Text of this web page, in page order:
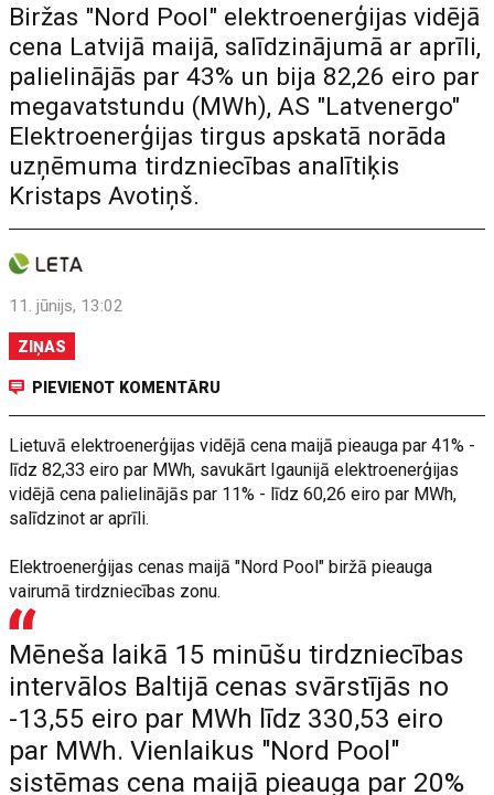
Biržas "Nord Pool" elektroenerģijas vidējā
cena Latvijā maijā, salīdzinājumā ar aprīli,
palielinājās par 43% un bija 82,26 eiro par
megavatstundu (MWh), AS "Latvenergo"
Elektroenerģijas tirgus apskatā norāda
uzņēmuma tirdzniecības analītiķis
Kristaps Avotiņš.
11. jūnijs, 13:02
ZIŅAS
PIEVIENOT KOMENTĀRU
Lietuvā elektroenerģijas vidējā cena maijā pieauga par 41% -
līdz 82,33 eiro par MWh, savukārt Igaunijā elektroenerģijas
vidējā cena palielinājās par 11% - līdz 60,26 eiro par MWh,
salīdzinot ar aprīli.
Elektroenerģijas cenas maijā "Nord Pool" biržā pieauga
vairumā tirdzniecības zonu.
Mēneša laikā 15 minūšu tirdzniecības
intervālos Baltijā cenas svārstījās no
-13,55 eiro par MWh līdz 330,53 eiro
par MWh. Vienlaikus "Nord Pool"
sistēmas cena maijā pieauga par 20%